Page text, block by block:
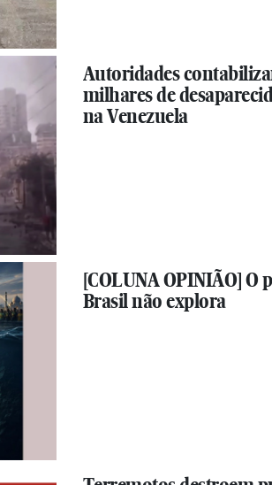
Autoridades
milhares de
na Venezuela
[COLUNA OPINIÃO] O
Brasil não explora